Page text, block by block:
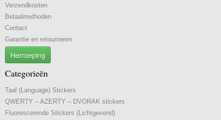
Verzendkosten
Betaalmethoden
Contact
Garantie en retourneren
Herroeping
Categorieën
Taal (Language) Stickers
QWERTY – AZERTY – DVORAK stickers
Fluorescerende Stickers (Lichtgevend)